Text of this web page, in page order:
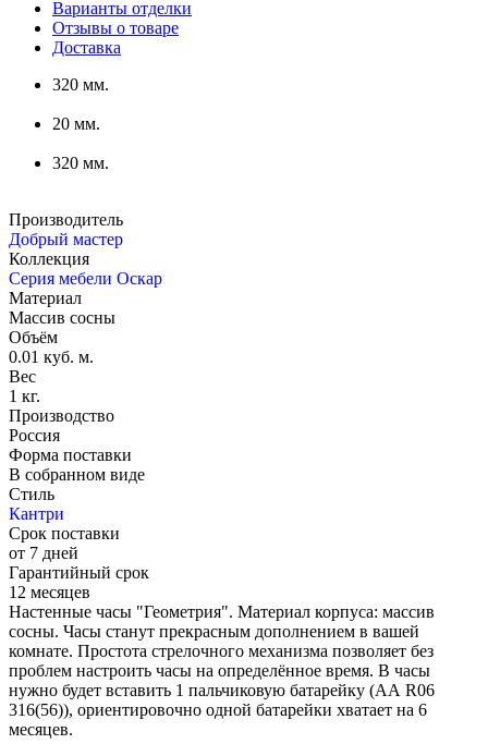
Варианты отделки
Отзывы о товаре
Доставка
320 мм.
20 мм.
320 мм.
Производитель
Добрый мастер
Коллекция
Серия мебели Оскар
Материал
Массив сосны
Объём
0.01 куб. м.
Вес
1 кг.
Производство
Россия
Форма поставки
В собранном виде
Стиль
Кантри
Срок поставки
от 7 дней
Гарантийный срок
12 месяцев
Настенные часы "Геометрия". Материал корпуса: массив
сосны. Часы станут прекрасным дополнением в вашей
комнате. Простота стрелочного механизма позволяет без
проблем настроить часы на определённое время. В часы
нужно будет вставить 1 пальчиковую батарейку (АА R06
316(56)), ориентировочно одной батарейки хватает на 6
месяцев.